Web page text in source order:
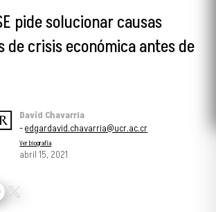
pide solucionar causas
crisis económica antes de
David Chavarría
-edgardavid.chavarria@ucr.ac.cr
Ver biografía
abril 15, 2021